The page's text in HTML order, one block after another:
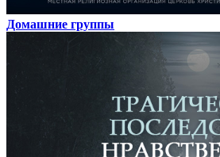
Домашние группы